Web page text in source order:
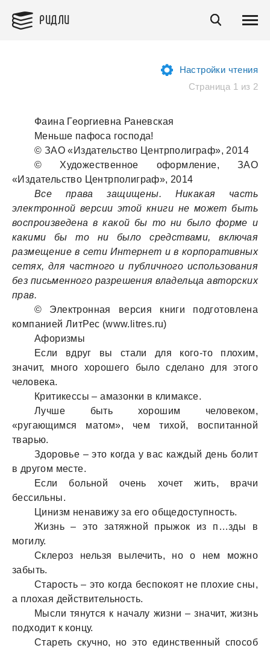
РИДЛИ
Настройки чтения
Страница 1 из 2
Фаина Георгиевна Раневская
Меньше пафоса господа!
© ЗАО «Издательство Центрполиграф», 2014
© Художественное оформление, ЗАО
«Издательство Центрполиграф», 2014
Все права защищены. Никакая часть
электронной версии этой книги не может быть
воспроизведена в какой бы то ни было форме и
какими бы то ни было средствами, включая
размещение в сети Интернет и в корпоративных
сетях, для частного и публичного использования
без письменного разрешения владельца авторских
прав.
© Электронная версия книги подготовлена
компанией ЛитРес (www.litres.ru)
Афоризмы
Если вдруг вы стали для кого-то плохим,
значит, много хорошего было сделано для этого
человека.
Критикессы – амазонки в климаксе.
Лучше быть хорошим человеком,
«ругающимся матом», чем тихой, воспитанной
тварью.
Здоровье – это когда у вас каждый день болит
в другом месте.
Если больной очень хочет жить, врачи
бессильны.
Цинизм ненавижу за его общедоступность.
Жизнь – это затяжной прыжок из п…зды в
могилу.
Склероз нельзя вылечить, но о нем можно
забыть.
Старость – это когда беспокоят не плохие сны,
а плохая действительность.
Мысли тянутся к началу жизни – значит, жизнь
подходит к концу.
Стареть скучно, но это единственный способ